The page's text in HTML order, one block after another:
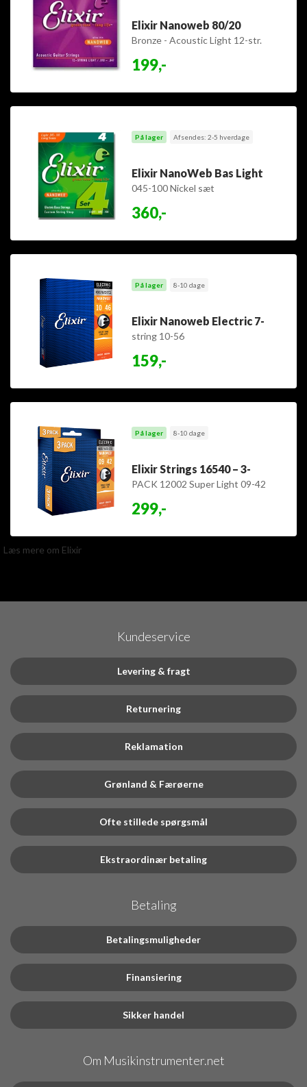
Elixir Nanoweb 80/20
Bronze - Acoustic Light 12-str.
199,-
På lager Afsendes: 2-5 hverdage
Elixir NanoWeb Bas Light
045-100 Nickel sæt
360,-
På lager 8-10 dage
Elixir Nanoweb Electric 7-
string 10-56
159,-
På lager 8-10 dage
Elixir Strings 16540 – 3-
PACK 12002 Super Light 09-42
299,-
Læs mere om Elixir
Kundeservice
Levering & fragt
Returnering
Reklamation
Grønland & Færøerne
Ofte stillede spørgsmål
Ekstraordinær betaling
Betaling
Betalingsmuligheder
Finansiering
Sikker handel
Om Musikinstrumenter.net